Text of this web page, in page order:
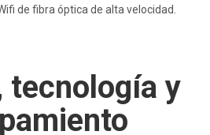
de fibra óptica de alta velocidad.
tecnología y